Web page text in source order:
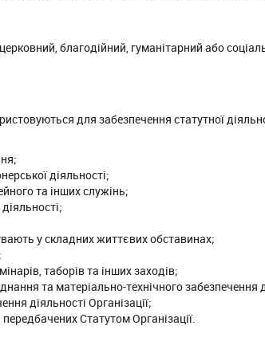
благодійний, гуманітарний або
для забезпечення статутної
діяльності;
та інших служінь;
у складних життєвих обставинах;
таборів та інших заходів;
та матеріально-технічного забезпечення
діяльності Організації;
Статутом Організації.